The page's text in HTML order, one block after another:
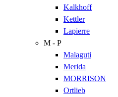
Kalkhoff
Kettler
Lapierre
M - P
Malaguti
Merida
MORRISON
Ortlieb